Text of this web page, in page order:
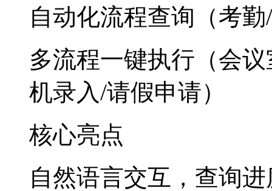
自动化流程查询（考
多流程一键执行（会
机录入/请假申请）
核心亮点
自然语言交互，查